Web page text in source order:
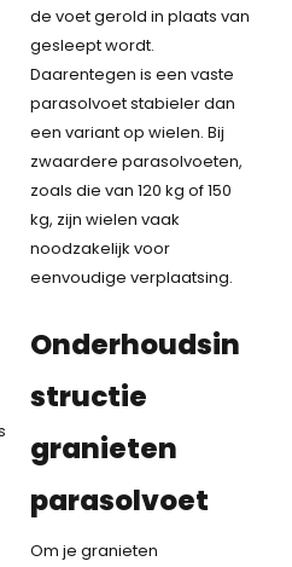
de voet gerold in plaats van
gesleept wordt.
Daarentegen is een vaste
parasolvoet stabieler dan
een variant op wielen. Bij
zwaardere parasolvoeten,
zoals die van 120 kg of 150
kg, zijn wielen vaak
noodzakelijk voor
eenvoudige verplaatsing.
Onderhoudsin
structie
granieten
parasolvoet
Om je granieten